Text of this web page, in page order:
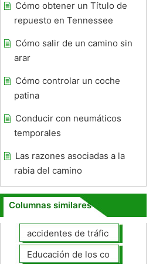
Cómo obtener un Título de
repuesto en Tennessee
Cómo salir de un camino sin
arar
Cómo controlar un coche
patina
Conducir con neumáticos
temporales
Las razones asociadas a la
rabia del camino
Columnas similares
accidentes de tráfico
Educación de los conductores